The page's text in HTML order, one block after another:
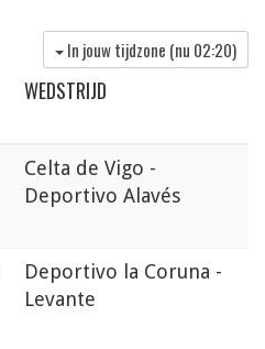
In jouw tijdzone (nu 02:20)
WEDSTRIJD
Celta de Vigo -
Deportivo Alavés
Deportivo la Coruna -
Levante